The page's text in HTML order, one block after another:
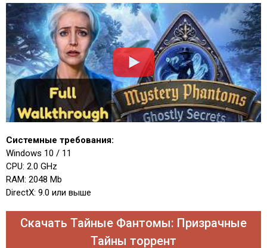
Системные требования:
Windows 10 / 11
CPU: 2.0 GHz
RAM: 2048 Mb
DirectX: 9.0 или выше
Скачать Тайные Фантомы: Призрачные
Тайны торрент